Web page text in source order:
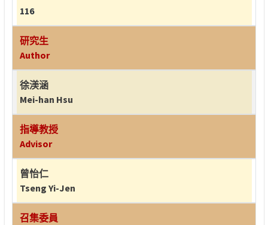
116
研究生
Author
徐渼涵
Mei-han Hsu
指導教授
Advisor
曾怡仁
Tseng Yi-Jen
召集委員